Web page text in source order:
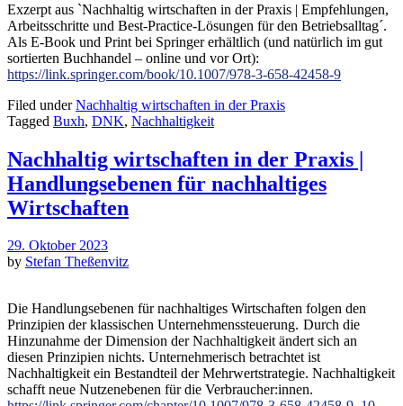
Exzerpt aus `Nachhaltig wirtschaften in der Praxis | Empfehlungen,
Arbeitsschritte und Best-Practice-Lösungen für den Betriebsalltag´.
Als E-Book und Print bei Springer erhältlich (und natürlich im gut
sortierten Buchhandel – online und vor Ort):
https://link.springer.com/book/10.1007/978-3-658-42458-9
Filed underNachhaltig wirtschaften in der Praxis
Tagged Buxh, DNK, Nachhaltigkeit
Nachhaltig wirtschaften in der Praxis |
Handlungsebenen für nachhaltiges
Wirtschaften
29. Oktober 2023
by Stefan Theßenvitz
Die Handlungsebenen für nachhaltiges Wirtschaften folgen den
Prinzipien der klassischen Unternehmenssteuerung. Durch die
Hinzunahme der Dimension der Nachhaltigkeit ändert sich an
diesen Prinzipien nichts. Unternehmerisch betrachtet ist
Nachhaltigkeit ein Bestandteil der Mehrwertstrategie. Nachhaltigkeit
schafft neue Nutzenebenen für die Verbraucher:innen.